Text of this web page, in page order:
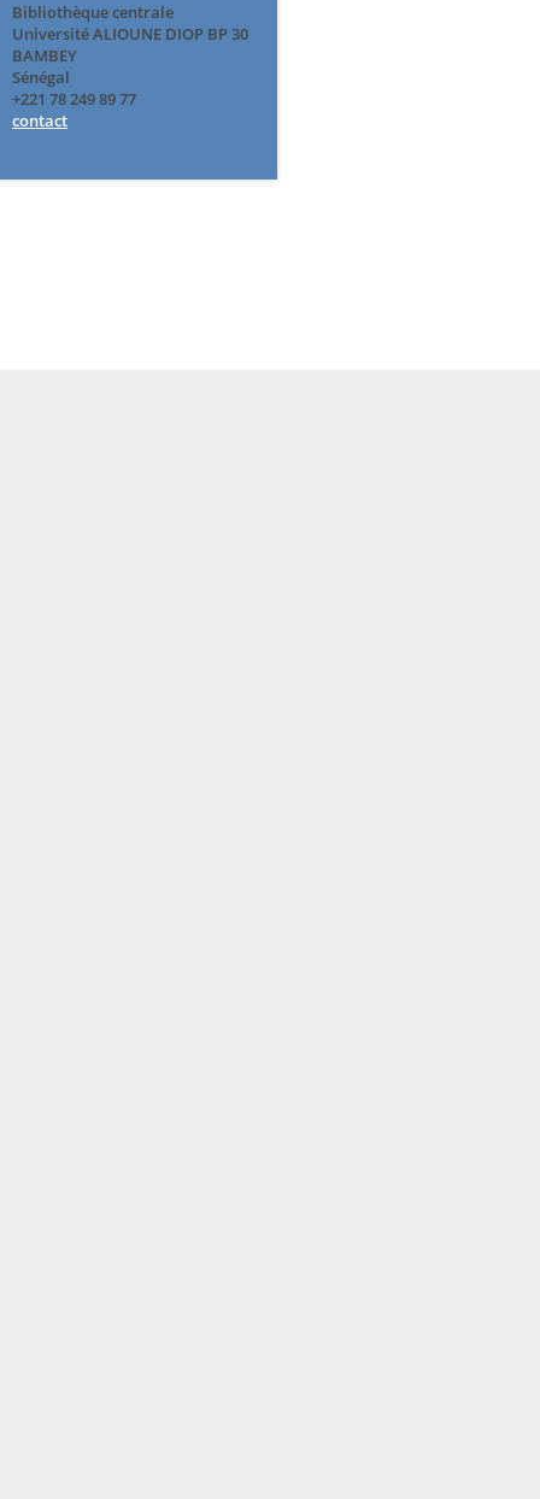
Bibliothèque centrale
Université ALIOUNE DIOP BP 30
BAMBEY
Sénégal
+221 78 249 89 77
contact